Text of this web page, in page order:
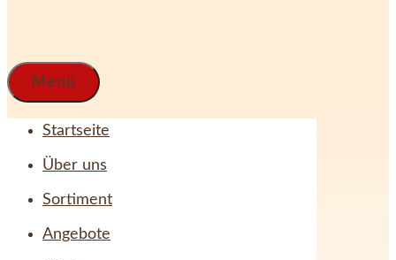
Menü
Startseite
Über uns
Sortiment
Angebote